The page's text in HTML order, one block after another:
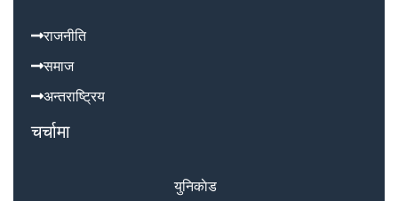
राजनीति
समाज
अन्तराष्ट्रिय
चर्चामा
युनिकाेड